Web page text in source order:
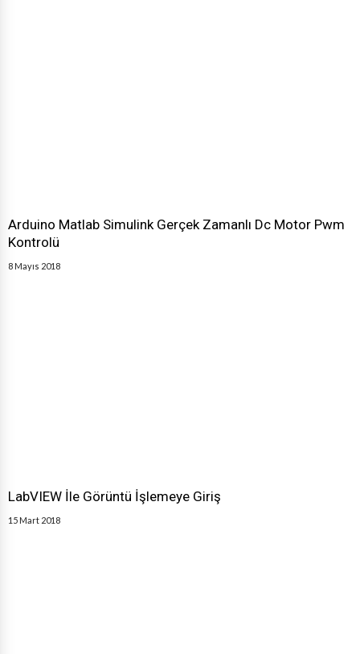
Arduino Matlab Simulink Gerçek Zamanlı Dc Motor Pwm
Kontrolü
8 Mayıs 2018
LabVIEW İle Görüntü İşlemeye Giriş
15 Mart 2018